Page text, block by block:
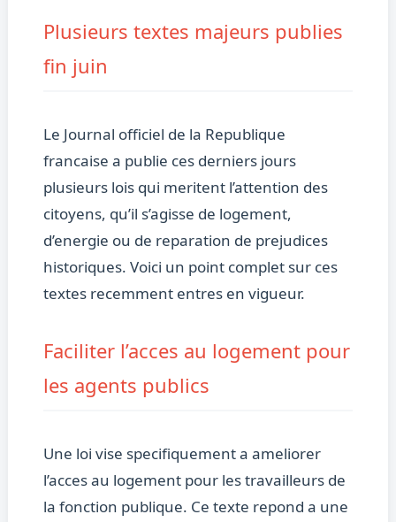
Plusieurs textes majeurs publies
fin juin
Le Journal officiel de la Republique
francaise a publie ces derniers jours
plusieurs lois qui meritent l’attention des
citoyens, qu’il s’agisse de logement,
d’energie ou de reparation de prejudices
historiques. Voici un point complet sur ces
textes recemment entres en vigueur.
Faciliter l’acces au logement pour
les agents publics
Une loi vise specifiquement a ameliorer
l’acces au logement pour les travailleurs de
la fonction publique. Ce texte repond a une